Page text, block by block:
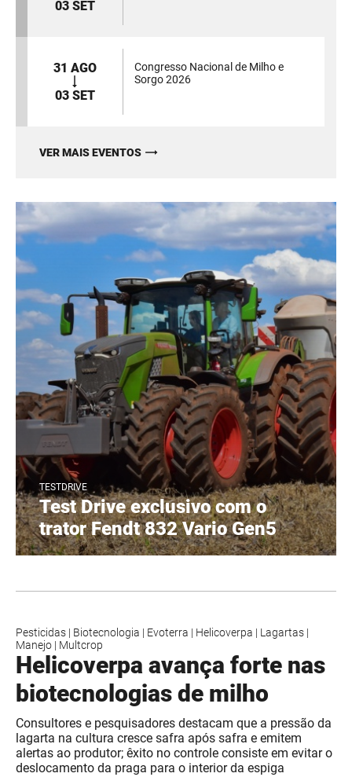
03 SET
31 AGO
03 SET
Congresso Nacional de Milho e
Sorgo 2026
VER MAIS EVENTOS
TESTDRIVE
Test Drive exclusivo com o
trator Fendt 832 Vario Gen5
Pesticidas | Biotecnologia | Evoterra | Helicoverpa | Lagartas |
Manejo | Multcrop
Helicoverpa avança forte nas
biotecnologias de milho
Consultores e pesquisadores destacam que a pressão da
lagarta na cultura cresce safra após safra e emitem
alertas ao produtor; êxito no controle consiste em evitar o
deslocamento da praga para o interior da espiga